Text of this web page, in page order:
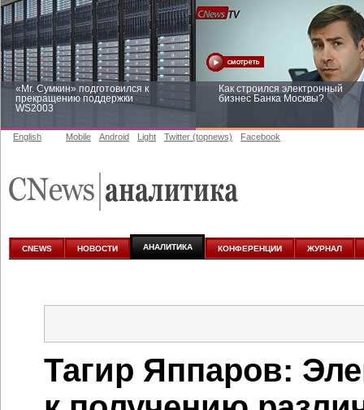
«Mr. Сумкин» подготовился к
прекращению поддержки
WS2003
Как строился электронный
бизнес Банка Москвы?
аналитике
English Mobile Android Light Twitter (topnews) Facebook
CNEWS НОВОСТИ АНАЛИТИКА КОНФЕРЕНЦИИ ЖУРНАЛ
Тагир Яппаров: